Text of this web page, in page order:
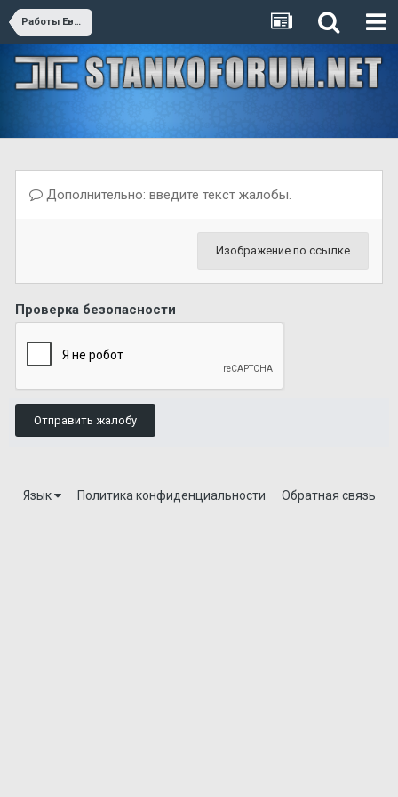
Работы Евгения Катаева
Дополнительно: введите текст жалобы.
Изображение по ссылке
Проверка безопасности
Отправить жалобу
Язык Политика конфиденциальности Обратная связь